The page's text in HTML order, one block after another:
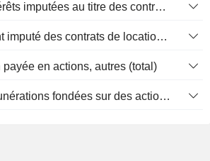
Charges d'intérêts imputées au titre des contrats de location
Amortissement imputé des contrats de location simple
payée en actions, autres (total)
Total des rémunérations fondées sur des actions